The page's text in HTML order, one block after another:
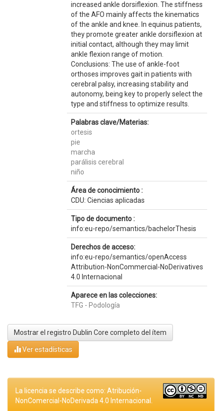
increased ankle dorsiflexion. The stiffness
of the AFO mainly affects the kinematics
of the ankle and knee. In equinus patients,
they promote greater ankle dorsiflexion at
initial contact, although they may limit
ankle flexion range of motion.
Conclusions: The use of ankle-foot
orthoses improves gait in patients with
cerebral palsy, increasing stability and
autonomy, being key to properly select the
type and stiffness to optimize results.
Palabras clave/Materias:
ortesis
pie
marcha
parálisis cerebral
niño
Área de conocimiento :
CDU: Ciencias aplicadas
Tipo de documento :
info:eu-repo/semantics/bachelorThesis
Derechos de acceso:
info:eu-repo/semantics/openAccess
Attribution-NonCommercial-NoDerivatives
4.0 Internacional
Aparece en las colecciones:
TFG - Podología
Mostrar el registro Dublin Core completo del ítem
Ver estadísticas
La licencia se describe como: Atribución-
NonComercial-NoDerivada 4.0 Internacional.